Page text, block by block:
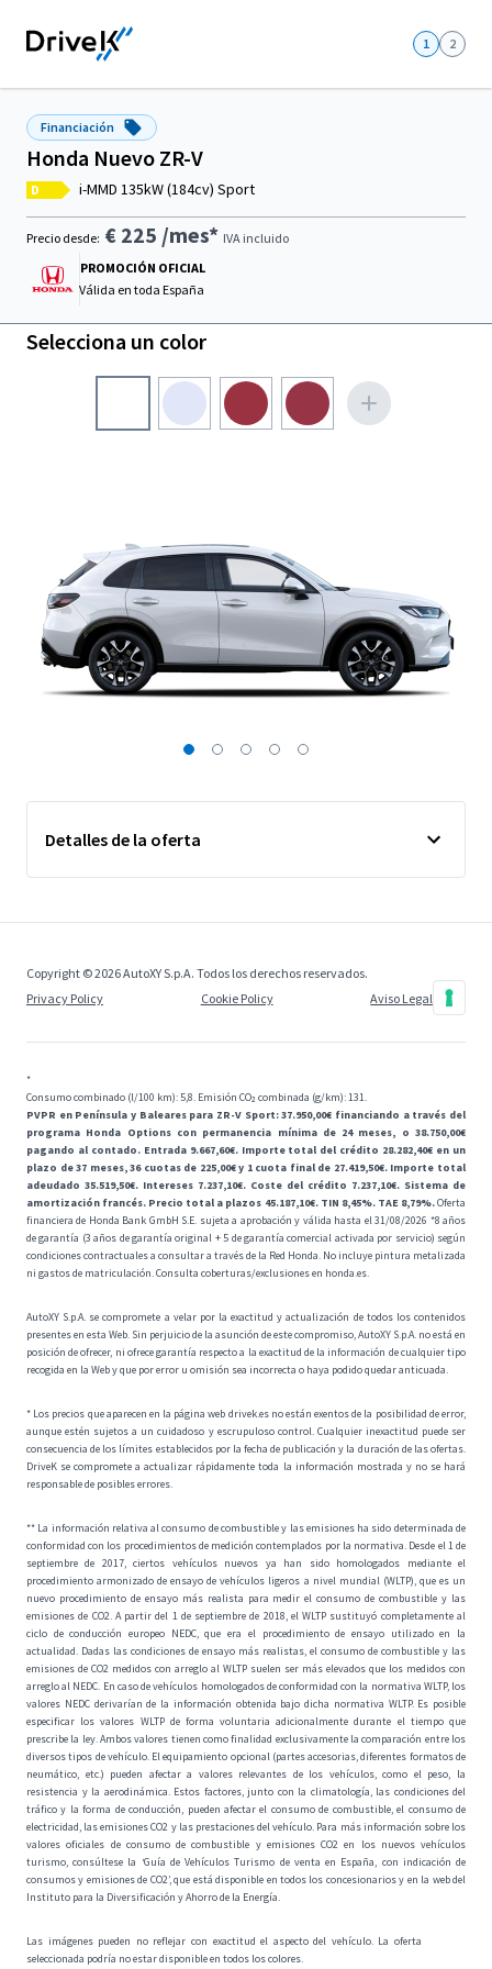
1 2
Financiación
Honda Nuevo ZR-V
D i-MMD 135kW (184cv) Sport
Precio desde: € 225 /mes* IVA incluido
PROMOCIÓN OFICIAL
Válida en toda España
Selecciona un color
Detalles de la oferta
Copyright © 2026 AutoXY S.p.A. Todos los derechos reservados.
Privacy Policy
Cookie Policy Aviso Legal
*
Consumo combinado (l/100 km): 5,8. Emisión CO₂ combinada (g/km): 131.
PVPR en Península y Baleares para ZR-V Sport: 37.950,00€ financiando a través del
programa Honda Options con permanencia mínima de 24 meses, o 38.750,00€
pagando al contado. Entrada 9.667,60€. Importe total del crédito 28.282,40€ en un
plazo de 37 meses, 36 cuotas de 225,00€ y 1 cuota final de 27.419,50€. Importe total
adeudado 35.519,50€. Intereses 7.237,10€. Coste del crédito 7.237,10€. Sistema de
amortización francés. Precio total a plazos 45.187,10€. TIN 8,45%. TAE 8,79%.Oferta
financiera de Honda Bank GmbH S.E. sujeta a aprobación y válida hasta el 31/08/2026 *8 años
de garantía (3 años de garantía original + 5 de garantía comercial activada por servicio) según
condiciones contractuales a consultar a través de la Red Honda. No incluye pintura metalizada
ni gastos de matriculación. Consulta coberturas/exclusiones en honda.es.
AutoXY S.p.A. se compromete a velar por la exactitud y actualización de todos los contenidos
presentes en esta Web. Sin perjuicio de la asunción de este compromiso, AutoXY S.p.A. no está en
posición de ofrecer, ni ofrece garantía respecto a la exactitud de la información de cualquier tipo
recogida en la Web y que por error u omisión sea incorrecta o haya podido quedar anticuada.
* Los precios que aparecen en la página web drivek.es no están exentos de la posibilidad de error,
aunque estén sujetos a un cuidadoso y escrupuloso control. Cualquier inexactitud puede ser
consecuencia de los límites establecidos por la fecha de publicación y la duración de las ofertas.
DriveK se compromete a actualizar rápidamente toda la información mostrada y no se hará
responsable de posibles errores.
** La información relativa al consumo de combustible y las emisiones ha sido determinada de
conformidad con los procedimientos de medición contemplados por la normativa. Desde el 1 de
septiembre de 2017, ciertos vehículos nuevos ya han sido homologados mediante el
procedimiento armonizado de ensayo de vehículos ligeros a nivel mundial (WLTP), que es un
nuevo procedimiento de ensayo más realista para medir el consumo de combustible y las
emisiones de CO2. A partir del 1 de septiembre de 2018, el WLTP sustituyó completamente al
ciclo de conducción europeo NEDC, que era el procedimiento de ensayo utilizado en la
actualidad. Dadas las condiciones de ensayo más realistas, el consumo de combustible y las
emisiones de CO2 medidos con arreglo al WLTP suelen ser más elevados que los medidos con
arreglo al NEDC. En caso de vehículos homologados de conformidad con la normativa WLTP, los
valores NEDC derivarían de la información obtenida bajo dicha normativa WLTP. Es posible
especificar los valores WLTP de forma voluntaria adicionalmente durante el tiempo que
prescribe la ley. Ambos valores tienen como finalidad exclusivamente la comparación entre los
diversos tipos de vehículo. El equipamiento opcional (partes accesorias, diferentes formatos de
neumático, etc.) pueden afectar a valores relevantes de los vehículos, como el peso, la
resistencia y la aerodinámica. Estos factores, junto con la climatología, las condiciones del
tráfico y la forma de conducción, pueden afectar el consumo de combustible, el consumo de
electricidad, las emisiones CO2 y las prestaciones del vehículo. Para más información sobre los
valores oficiales de consumo de combustible y emisiones CO2 en los nuevos vehículos
turismo, consúltese la ‘Guía de Vehículos Turismo de venta en España, con indicación de
consumos y emisiones de CO2’, que está disponible en todos los concesionarios y en la web del
Instituto para la Diversificación y Ahorro de la Energía.
Las imágenes pueden no reflejar con exactitud el aspecto del vehículo. La oferta
seleccionada podría no estar disponible en todos los colores.